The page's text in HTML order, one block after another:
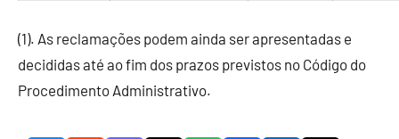
(1). As reclamações podem ainda ser apresentadas e
decididas até ao fim dos prazos previstos no Código do
Procedimento Administrativo.